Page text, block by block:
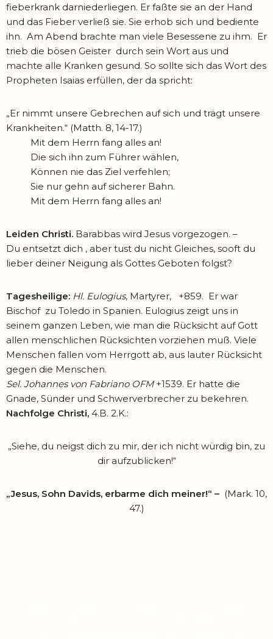
fieberkrank darniederliegen. Er faßte sie an der Hand
und das Fieber verließ sie. Sie erhob sich und bediente
ihn. Am Abend brachte man viele Besessene zu ihm. Er
trieb die bösen Geister durch sein Wort aus und
machte alle Kranken gesund. So sollte sich das Wort des
Propheten Isaias erfüllen, der da spricht:
„Er nimmt unsere Gebrechen auf sich und trägt unsere
Krankheiten.“ (Matth. 8, 14-17.)
Mit dem Herrn fang alles an!
Die sich ihn zum Führer wählen,
Können nie das Ziel verfehlen;
Sie nur gehn auf sicherer Bahn.
Mit dem Herrn fang alles an!
Leiden Christi. Barabbas wird Jesus vorgezogen. –
Du entsetzt dich , aber tust du nicht Gleiches, sooft du
lieber deiner Neigung als Gottes Geboten folgst?
Tagesheilige: Hl. Eulogius, Martyrer, +859. Er war
Bischof zu Toledo in Spanien. Eulogius zeigt uns in
seinem ganzen Leben, wie man die Rücksicht auf Gott
allen menschlichen Rücksichten vorziehen muß. Viele
Menschen fallen vom Herrgott ab, aus lauter Rücksicht
gegen die Menschen.
Sel. Johannes von Fabriano OFM+1539. Er hatte die
Gnade, Sünder und Schwerver­brecher zu bekehren.
Nachfolge Christi, 4.B. 2.K.:
„Siehe, du neigst dich zu mir, der ich nicht würdig bin, zu
dir aufzublicken!“
„Jesus, Sohn Davids, erbarme dich meiner!“ – (Mark. 10,
47.)